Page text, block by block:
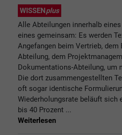
WISSENplus
Alle Abteilungen innerhalb
eines gemeinsam: Es werden
Angefangen beim Vertrieb, dem
Abteilung, dem
Dokumentations-Abteilung, um
Die dort zusammengestellten
oft sogar identische
Wiederholungsrate beläuft sich
bis 40 Prozent ...
Weiterlesen